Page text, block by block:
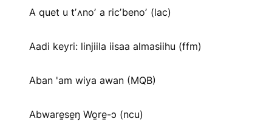
A quet u tʼʌnoʼ a ricʼbenoʼ (lac)
Aadi keyri: linjiila iisaa almasiihu (ffm)
Aban 'am wiya awan (MQB)
Abware̱se̱ŋ Wo̱re̱-ɔ (ncu)